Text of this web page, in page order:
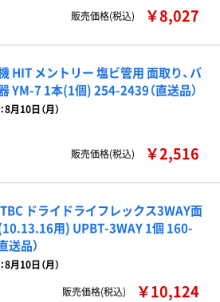
販売価格(税込) ￥8,027
HIT メントリー 塩ビ管用 面取り、バ
YM-7 1本(1個) 254-2439（直送品）
8月10日（月）
販売価格(税込) ￥2,516
ドライドライフレックス3WAY面
用) UPBT-3WAY 1個 160-
送品）
8月10日（月）
販売価格(税込)
￥10,124